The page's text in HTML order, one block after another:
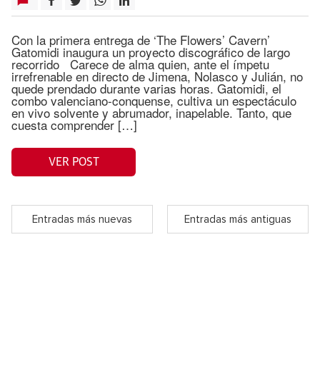
Con la primera entrega de ‘The Flowers’ Cavern’
Gatomidi inaugura un proyecto discográfico de largo
recorrido Carece de alma quien, ante el ímpetu
irrefrenable en directo de Jimena, Nolasco y Julián, no
quede prendado durante varias horas. Gatomidi, el
combo valenciano-conquense, cultiva un espectáculo
en vivo solvente y abrumador, inapelable. Tanto, que
cuesta comprender […]
VER POST
Entradas más nuevas Entradas más antiguas